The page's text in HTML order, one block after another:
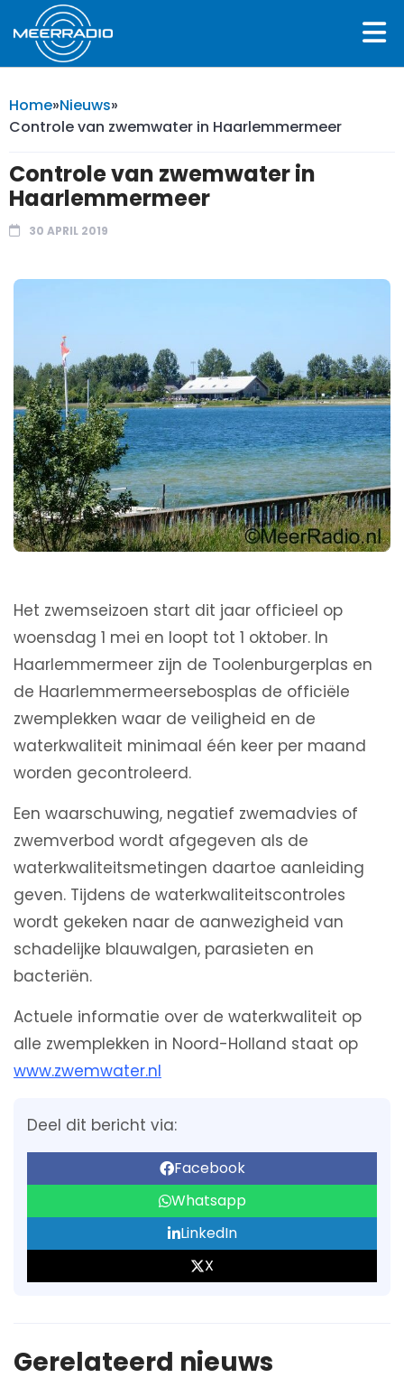
Home»Nieuws»
Controle van zwemwater in Haarlemmermeer
Controle van zwemwater in
Haarlemmermeer
30 APRIL 2019
Het zwemseizoen start dit jaar officieel op
woensdag 1 mei en loopt tot 1 oktober. In
Haarlemmermeer zijn de Toolenburgerplas en
de Haarlemmermeersebosplas de officiële
zwemplekken waar de veiligheid en de
waterkwaliteit minimaal één keer per maand
worden gecontroleerd.
Een waarschuwing, negatief zwemadvies of
zwemverbod wordt afgegeven als de
waterkwaliteitsmetingen daartoe aanleiding
geven. Tijdens de waterkwaliteitscontroles
wordt gekeken naar de aanwezigheid van
schadelijke blauwalgen, parasieten en
bacteriën.
Actuele informatie over de waterkwaliteit op
alle zwemplekken in Noord-Holland staat op
www.zwemwater.nl
Deel dit bericht via:
Facebook
Whatsapp
LinkedIn
X
Gerelateerd nieuws